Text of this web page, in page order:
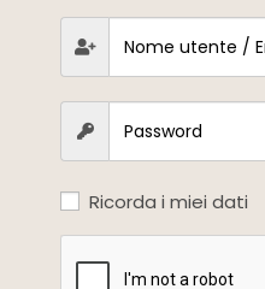
Ricorda i miei dati